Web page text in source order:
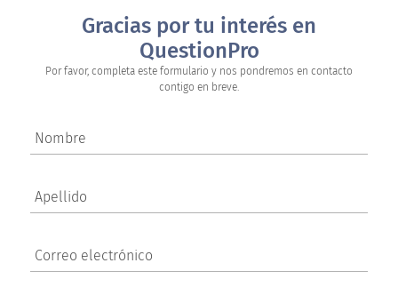
Gracias por tu interés en
QuestionPro
Por favor, completa este formulario y nos pondremos en contacto
contigo en breve.
Nombre
Apellido
Correo electrónico